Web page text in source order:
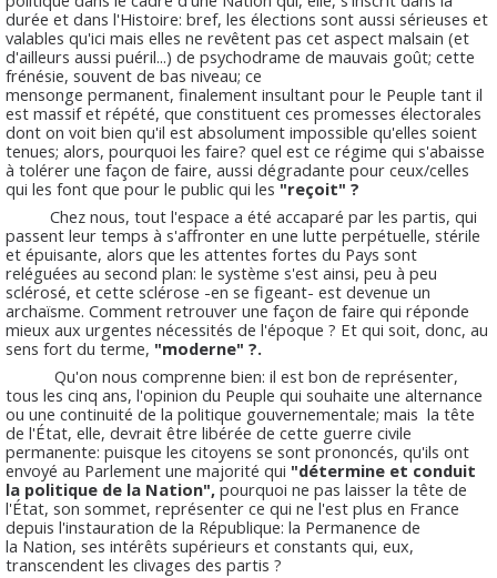
durée et dans l'Histoire: bref, les élections sont aussi sérieuses et
valables qu'ici mais elles ne revêtent pas cet aspect malsain (et
d'ailleurs aussi puéril...) de psychodrame de mauvais goût; cette
frénésie, souvent de bas niveau; ce
mensonge permanent, finalement insultant pour le Peuple tant il
est massif et répété, que constituent ces promesses électorales
dont on voit bien qu'il est absolument impossible qu'elles soient
tenues; alors, pourquoi les faire? quel est ce régime qui s'abaisse
à tolérer une façon de faire, aussi dégradante pour ceux/celles
qui les font que pour le public qui les"reçoit" ?
Chez nous, tout l'espace a été accaparé par les partis, qui
passent leur temps à s'affronter en une lutte perpétuelle, stérile
et épuisante, alors que les attentes fortes du Pays sont
reléguées au second plan: le système s'est ainsi, peu à peu
sclérosé, et cette sclérose -en se figeant- est devenue un
archaïsme. Comment retrouver une façon de faire qui réponde
mieux aux urgentes nécessités de l'époque ? Et qui soit, donc, au
sens fort du terme, "moderne" ?.
Qu'on nous comprenne bien: il est bon de représenter,
tous les cinq ans, l'opinion du Peuple qui souhaite une alternance
ou une continuité de la politique gouvernementale; mais la tête
de l'État, elle, devrait être libérée de cette guerre civile
permanente: puisque les citoyens se sont prononcés, qu'ils ont
envoyé au Parlement une majorité qui "détermine et conduit
la politique de la Nation",pourquoi ne pas laisser la tête de
l'État, son sommet, représenter ce qui ne l'est plus en France
depuis l'instauration de la République: la Permanence de
la Nation, ses intérêts supérieurs et constants qui, eux,
transcendent les clivages des partis ?